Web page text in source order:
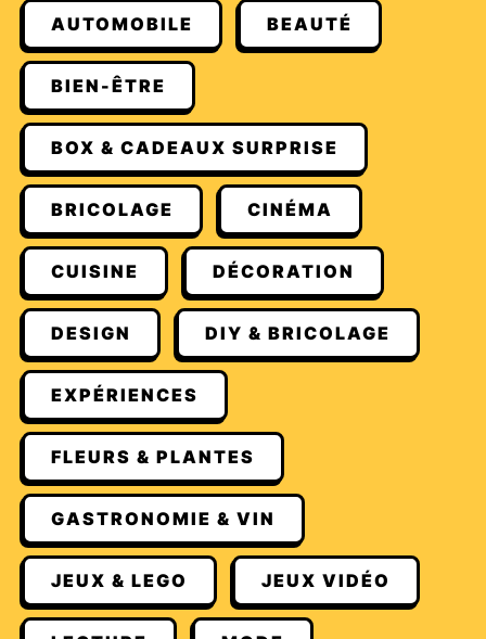
AUTOMOBILE BEAUTÉ
BIEN-ÊTRE
BOX & CADEAUX SURPRISE
BRICOLAGE CINÉMA
CUISINE DÉCORATION
DESIGN DIY & BRICOLAGE
EXPÉRIENCES
FLEURS & PLANTES
GASTRONOMIE & VIN
JEUX & LEGO JEUX VIDÉO